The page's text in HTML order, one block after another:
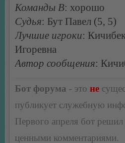
Команды В: хорошо
Судья: Бут Павел (5, 5)
Лучшие игроки:
Игоревна
Автор сообщения:
Бот форума - это не
публикует служебную
Первого апреля бот
ценными комментариями.